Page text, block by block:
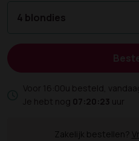
4 blondies
Voor 16:00u besteld,
Je hebt nog 07:20:22 uur
Zakelijk bestellen?